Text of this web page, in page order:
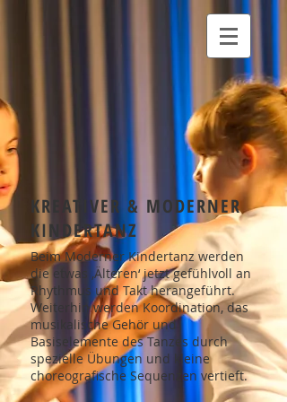
KREATIVER & MODERNER
KINDERTANZ
Beim Moderner Kindertanz werden
die etwas ‚Älteren‘ jetzt gefühlvoll an
Rhythmus und Takt herangeführt.
Weiterhin werden Koordination, das
musikalische Gehör und
Basiselemente des Tanzes durch
spezielle Übungen und kleine
choreografische Sequenzen vertieft.